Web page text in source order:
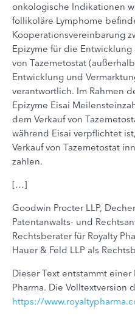
onkologische Indikationen
follikoläre Lymphome
Kooperationsvereinbarung
Epizyme für die
von Tazemetostat
Entwicklung und
verantwortlich. Im Rahmen
Epizyme Eisai
dem Verkauf von
während Eisai verpflichtet
Verkauf von Tazemetostat
zahlen.
[…]
Goodwin Procter LLP,
Patentanwalts- und
Rechtsberater für Royalty
Hauer & Feld LLP als
Dieser Text entstammt
Pharma. Die Volltextversion
https://